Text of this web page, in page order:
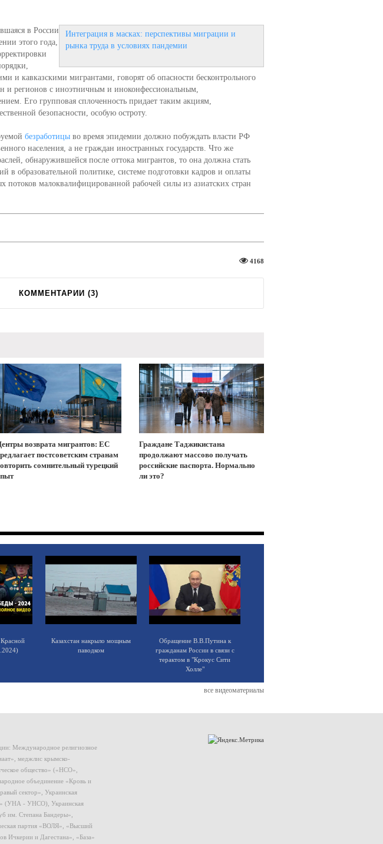
Интеграция в масках: перспективы миграции и
рынка труда в условиях пандемии
в России
этого года,
и кавказскими мигрантами, говорят об опасности бесконтрольного
и регионов с иноэтничным и иноконфессиональным,
Его групповая сплоченность придает таким акциям,
безопасности, особую остроту.
безработицыво время эпидемии должно побуждать власти РФ
населения, а не граждан иностранных государств. Что же
обнаружившейся после оттока мигрантов, то она должна стать
в образовательной политике, системе подготовки кадров и оплаты
потоков малоквалифицированной рабочей силы из азиатских стран
4168
КОММЕНТАРИИ (3)
возврата мигрантов: ЕС
постсоветским странам
сомнительный турецкий
Граждане Таджикистана
продолжают массово получать
российские паспорта. Нормально
ли это?
Казахстан накрыло мощным
паводком
Обращение В.В.Путина к
гражданам России в связи с
терактом в "Крокус Сити
Холле"
все видеоматериалы
Международное религиозное
меджлис крымско-
общество» («НСО»,
объединение «Кровь и
сектор», Украинская
(УНА - УНСО), Украинская
им. Степана Бандеры»,
партия «ВОЛЯ», «Высший
Ичкерии и Дагестана», «База»